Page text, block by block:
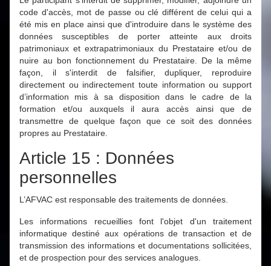
code d'accès, mot de passe ou clé différent de celui qui a
été mis en place ainsi que d'introduire dans le système des
données susceptibles de porter atteinte aux droits
patrimoniaux et extrapatrimoniaux du Prestataire et/ou de
nuire au bon fonctionnement du Prestataire. De la même
façon, il s'interdit de falsifier, dupliquer, reproduire
directement ou indirectement toute information ou support
d’information mis à sa disposition dans le cadre de la
formation et/ou auxquels il aura accès ainsi que de
transmettre de quelque façon que ce soit des données
propres au Prestataire.
Article 15 : Données
personnelles
L’AFVAC est responsable des traitements de données.
Les informations recueillies font l'objet d'un traitement
informatique destiné aux opérations de transaction et de
transmission des informations et documentations sollicitées,
et de prospection pour des services analogues.